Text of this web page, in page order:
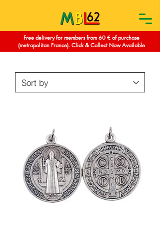
Free delivery for members from 60 € of purchase
(metropolitan France). Click & Collect Now Available